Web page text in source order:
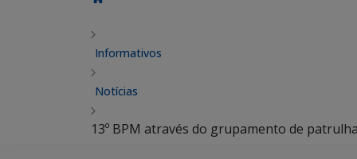
Informativos
Notícias
13º BPM através do grupamento de